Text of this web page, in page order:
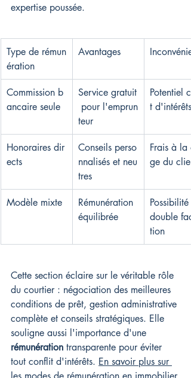
expertise poussée.
Type de rémun
ération
Avantages
Commission b
ancaire seule
Service gratuit
pour l'emprun
teur
Potentiel
t d'intérêts
Honoraires dir
ects
Conseils perso
nnalisés et neu
tres
Frais à la
ge du client
Modèle mixte
Rémunération
équilibrée
Possibilité
double
tion
Cette section éclaire sur le véritable rôle
du courtier : négociation des meilleures
conditions de prêt, gestion administrative
complète et conseils stratégiques. Elle
souligne aussi l'importance d'une
rémunération transparente pour éviter
tout conflit d'intérêts. En savoir plus sur